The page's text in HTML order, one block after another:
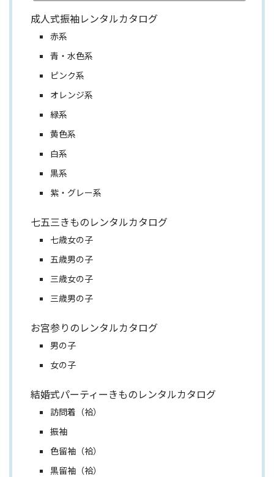
成人式振袖レンタルカタログ
赤系
青・水色系
ピンク系
オレンジ系
緑系
黄色系
白系
黒系
紫・グレー系
七五三きものレンタルカタログ
七歳女の子
五歳男の子
三歳女の子
三歳男の子
お宮参りのレンタルカタログ
男の子
女の子
結婚式パーティーきものレンタルカタログ
訪問着（袷）
振袖
色留袖（袷）
黒留袖（袷）